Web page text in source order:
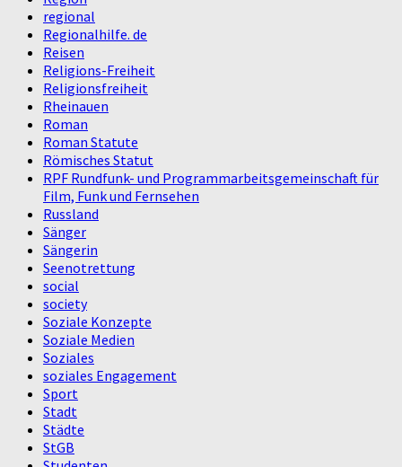
regional
Regionalhilfe. de
Reisen
Religions-Freiheit
Religionsfreiheit
Rheinauen
Roman
Roman Statute
Römisches Statut
RPF Rundfunk- und Programmarbeitsgemeinschaft für
Film, Funk und Fernsehen
Russland
Sänger
Sängerin
Seenotrettung
social
society
Soziale Konzepte
Soziale Medien
Soziales
soziales Engagement
Sport
Stadt
Städte
StGB